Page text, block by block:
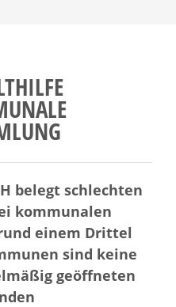
belegt schlechten
kommunalen
einem Drittel
sind keine
geöffneten